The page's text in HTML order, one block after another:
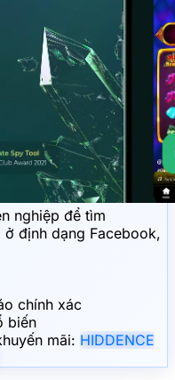
nghiệp để tìm
định dạng Facebook,
chính xác
biến
mãi: HIDDENCE